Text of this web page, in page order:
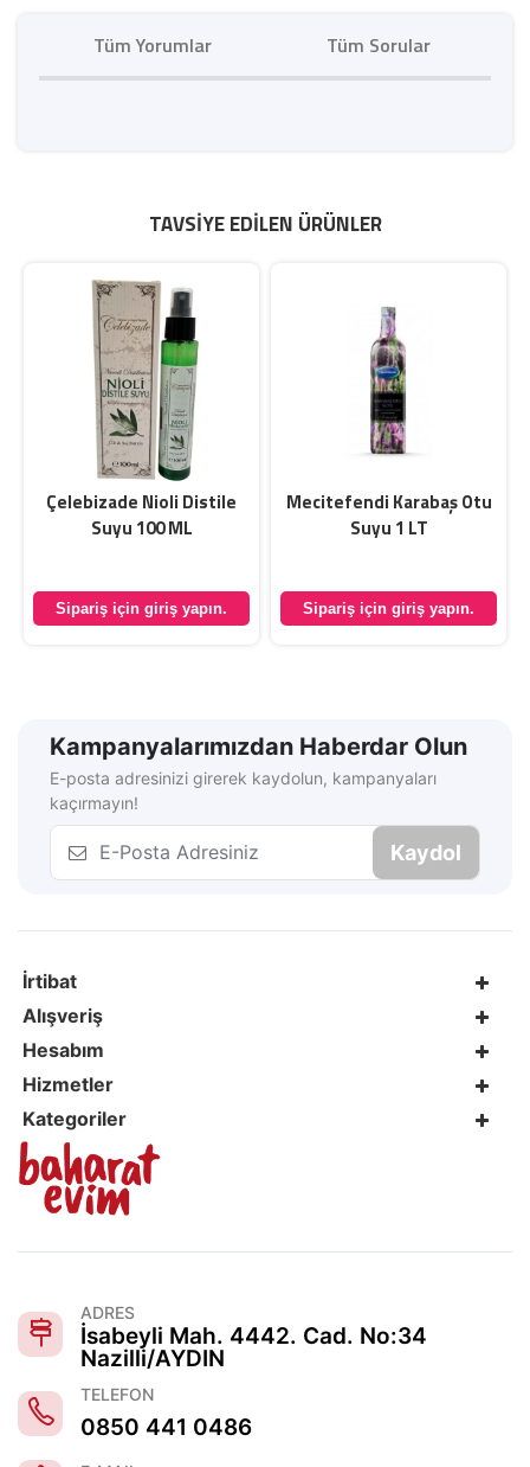
Tüm Yorumlar Tüm Sorular
TAVSIYE EDILEN ÜRÜNLER
Çelebizade Nioli Distile
Suyu 100 ML
Sipariş için giriş yapın.
Mecitefendi Karabaş Otu
Suyu 1 LT
Sipariş için giriş yapın.
Kampanyalarımızdan Haberdar Olun
E-posta adresinizi girerek kaydolun, kampanyaları
kaçırmayın!
Kaydol
İrtibat
Alışveriş
Hesabım
Hizmetler
Kategoriler
ADRES
İsabeyli Mah. 4442. Cad. No:34
Nazilli/AYDIN
TELEFON
0850 441 0486